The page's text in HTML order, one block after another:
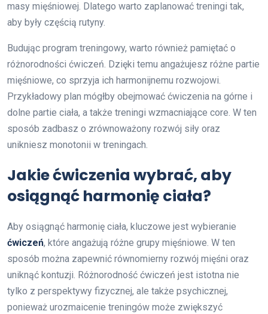
masy mięśniowej. Dlatego warto zaplanować treningi tak,
aby były częścią rutyny.
Budując program treningowy, warto również pamiętać o
różnorodności ćwiczeń. Dzięki temu angażujesz różne partie
mięśniowe, co sprzyja ich harmonijnemu rozwojowi.
Przykładowy plan mógłby obejmować ćwiczenia na górne i
dolne partie ciała, a także treningi wzmacniające core. W ten
sposób zadbasz o zrównoważony rozwój siły oraz
unikniesz monotonii w treningach.
Jakie ćwiczenia wybrać, aby
osiągnąć harmonię ciała?
Aby osiągnąć harmonię ciała, kluczowe jest wybieranie
ćwiczeń, które angażują różne grupy mięśniowe. W ten
sposób można zapewnić równomierny rozwój mięśni oraz
uniknąć kontuzji. Różnorodność ćwiczeń jest istotna nie
tylko z perspektywy fizycznej, ale także psychicznej,
ponieważ urozmaicenie treningów może zwiększyć